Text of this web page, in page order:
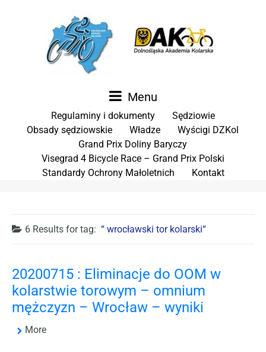
Menu
Regulaminy i dokumenty
Sędziowie
Obsady sędziowskie
Władze
Wyścigi DZKol
Grand Prix Doliny Baryczy
Visegrad 4 Bicycle Race – Grand Prix Polski
Standardy Ochrony Małoletnich
Kontakt
6 Results fortag: wrocławski tor kolarski
20200715 : Eliminacje do OOM w
kolarstwie torowym – omnium
mężczyzn – Wrocław – wyniki
More